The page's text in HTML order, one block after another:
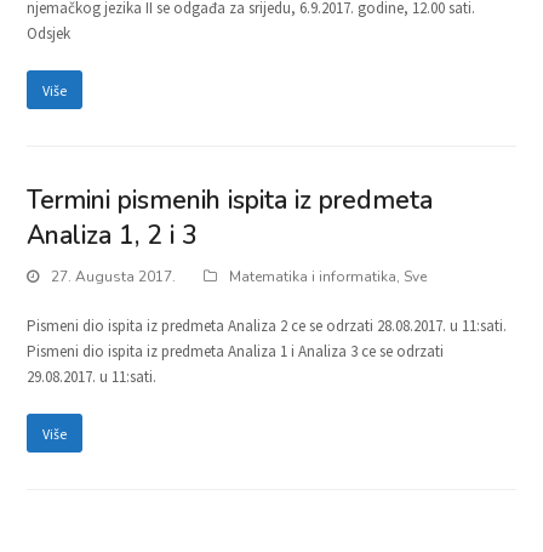
njemačkog jezika II se odgađa za srijedu, 6.9.2017. godine, 12.00 sati.
Odsjek
Više
Termini pismenih ispita iz predmeta
Analiza 1, 2 i 3
27. Augusta 2017. Matematika i informatika, Sve
Pismeni dio ispita iz predmeta Analiza 2 ce se odrzati 28.08.2017. u 11:sati.
Pismeni dio ispita iz predmeta Analiza 1 i Analiza 3 ce se odrzati
29.08.2017. u 11:sati.
Više